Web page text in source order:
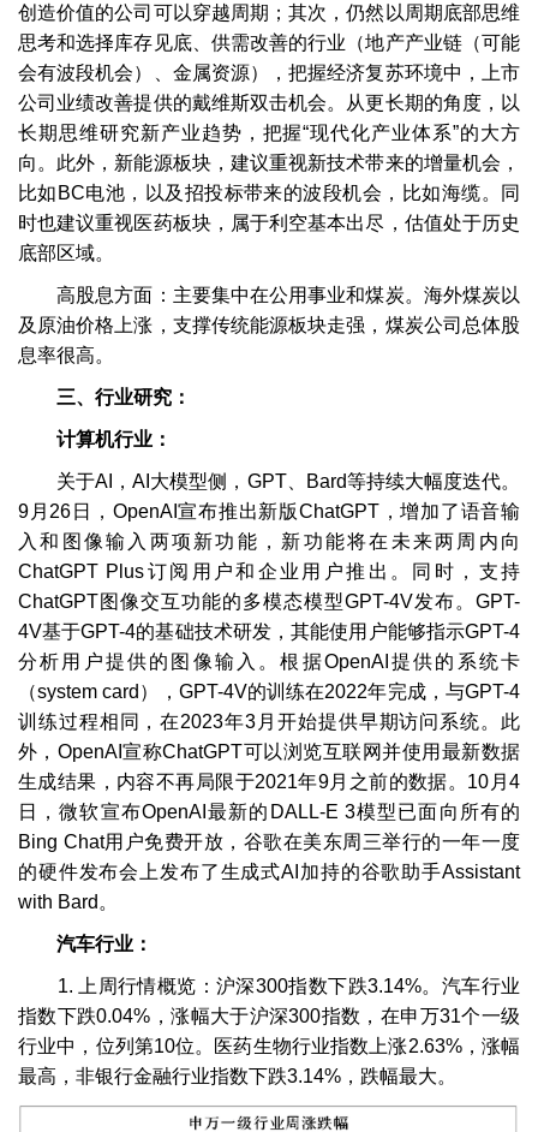
创造价值的公司可以穿越周期；其次，仍然以周期底部思维
思考和选择库存见底、供需改善的行业（地产产业链（可能
会有波段机会）、金属资源），把握经济复苏环境中，上市
公司业绩改善提供的戴维斯双击机会。从更长期的角度，以
长期思维研究新产业趋势，把握“现代化产业体系”的大方
向。此外，新能源板块，建议重视新技术带来的增量机会，
比如BC电池，以及招投标带来的波段机会，比如海缆。同
时也建议重视医药板块，属于利空基本出尽，估值处于历史
底部区域。
高股息方面：主要集中在公用事业和煤炭。海外煤炭以
及原油价格上涨，支撑传统能源板块走强，煤炭公司总体股
息率很高。
三、行业研究：
计算机行业：
关于AI，AI大模型侧，GPT、Bard等持续大幅度迭代。
9月26日，OpenAI宣布推出新版ChatGPT，增加了语音输
入和图像输入两项新功能，新功能将在未来两周内向
ChatGPT Plus订阅用户和企业用户推出。同时，支持
ChatGPT图像交互功能的多模态模型GPT-4V发布。GPT-
4V基于GPT-4的基础技术研发，其能使用户能够指示GPT-4
分析用户提供的图像输入。根据OpenAI提供的系统卡
（system card），GPT-4V的训练在2022年完成，与GPT-4
训练过程相同，在2023年3月开始提供早期访问系统。此
外，OpenAI宣称ChatGPT可以浏览互联网并使用最新数据
生成结果，内容不再局限于2021年9月之前的数据。10月4
日，微软宣布OpenAI最新的DALL-E 3模型已面向所有的
Bing Chat用户免费开放，谷歌在美东周三举行的一年一度
的硬件发布会上发布了生成式AI加持的谷歌助手Assistant
with Bard。
汽车行业：
1. 上周行情概览：沪深300指数下跌3.14%。汽车行业
指数下跌0.04%，涨幅大于沪深300指数，在申万31个一级
行业中，位列第10位。医药生物行业指数上涨2.63%，涨幅
最高，非银行金融行业指数下跌3.14%，跌幅最大。